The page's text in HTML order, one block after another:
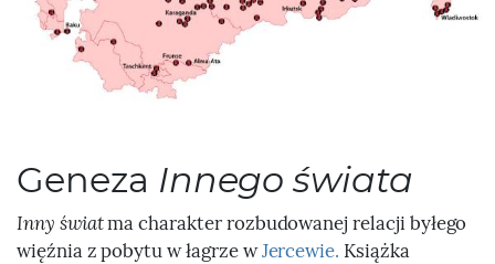
Geneza Innego świata
Inny światma charakter rozbudowanej relacji byłego
więźnia z pobytu w łagrze wJercewie. Książka